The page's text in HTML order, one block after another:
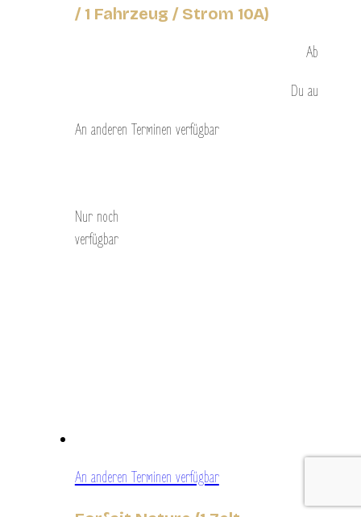
/ 1 Fahrzeug / Strom 10A)
Ab
Duau
An anderen Terminen verfügbar
Nur noch
verfügbar
An anderen Terminen verfügbar